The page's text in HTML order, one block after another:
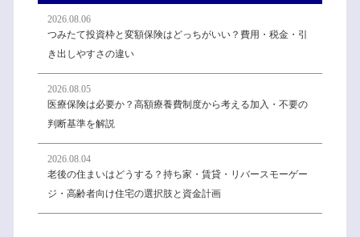
2026.08.06
つみたて投資枠と変額保険はどっちがいい？費用・税金・引
き出しやすさの違い
2026.08.05
医療保険は必要か？高額療養費制度から考える加入・不要の
判断基準を解説
2026.08.04
老後の住まいはどうする？持ち家・賃貸・リバースモーゲー
ジ・高齢者向け住宅の選択肢と資金計画